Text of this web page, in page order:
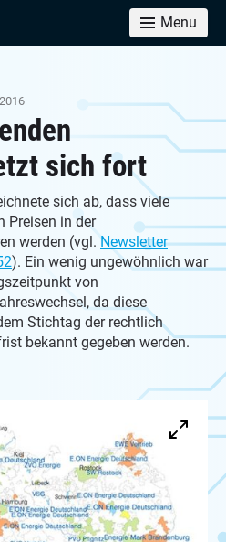
Menu
sich fort
sich ab, dass viele
Preisen in der
werden (vgl. Newsletter
). Ein wenig ungewöhnlich war
von
da diese
Stichtag der rechtlich
bekannt gegeben werden.